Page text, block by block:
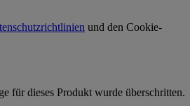
und den Cookie-
für dieses Produkt wurde überschritten.